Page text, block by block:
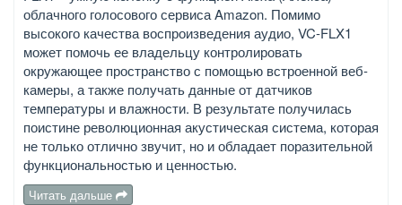
облачного голосового сервиса Amazon. Помимо
высокого качества воспроизведения аудио, VC-FLX1
может помочь ее владельцу контролировать
окружающее пространство с помощью встроенной веб-
камеры, а также получать данные от датчиков
температуры и влажности. В результате получилась
поистине революционная акустическая система, которая
не только отлично звучит, но и обладает поразительной
функциональностью и ценностью.
Читать дальше